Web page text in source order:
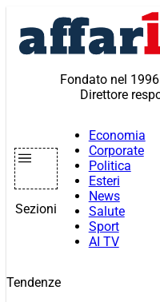
contenuto
Fondato nel
Direttore
Sezioni
Economia
Corporate
Politica
Esteri
News
Salute
Sport
AI TV
Tendenze